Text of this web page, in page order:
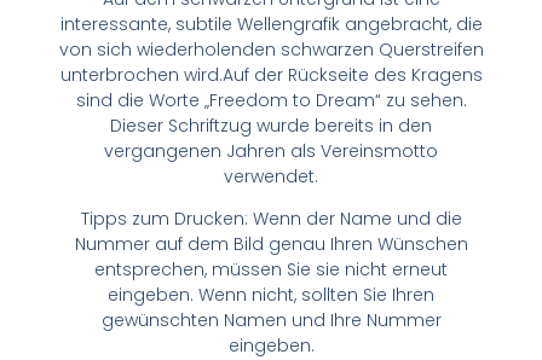
interessante, subtile Wellengrafik angebracht, die
von sich wiederholenden schwarzen Querstreifen
unterbrochen wird.Auf der Rückseite des Kragens
sind die Worte „Freedom to Dream“ zu sehen.
Dieser Schriftzug wurde bereits in den
vergangenen Jahren als Vereinsmotto
verwendet.
Tipps zum Drucken: Wenn der Name und die
Nummer auf dem Bild genau Ihren Wünschen
entsprechen, müssen Sie sie nicht erneut
eingeben. Wenn nicht, sollten Sie Ihren
gewünschten Namen und Ihre Nummer
eingeben.